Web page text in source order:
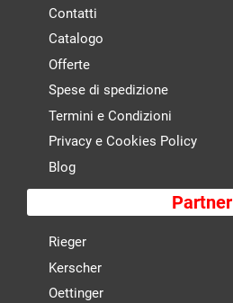
Contatti
Catalogo
Offerte
Spese di spedizione
Termini e Condizioni
Privacy e Cookies Policy
Blog
Partner
Rieger
Kerscher
Oettinger